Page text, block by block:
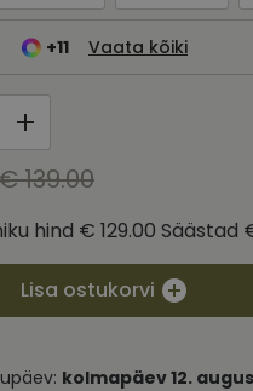
+11 Vaata kõiki
139.00
hind € 129.00 Säästad
Lisa ostukorvi
kolmapäev 12.